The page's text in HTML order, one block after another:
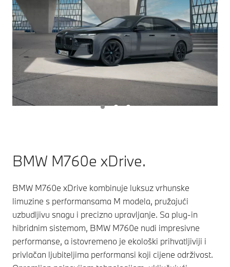
BMW M760e xDrive.
BMW M760e xDrive kombinuje luksuz vrhunske
limuzine s performansama M modela, pružajući
uzbudljivu snagu i precizno upravljanje. Sa plug-in
hibridnim sistemom, BMW M760e nudi impresivne
performanse, a istovremeno je ekološki prihvatljiviji i
privlačan ljubiteljima performansi koji cijene održivost.